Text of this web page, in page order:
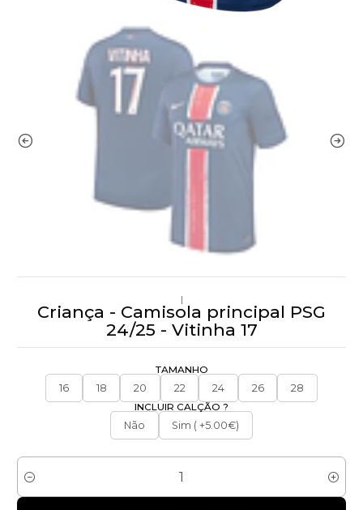
|
Criança - Camisola principal PSG
24/25 - Vitinha 17
TAMANHO
16
18 20 22 24 26
28
INCLUIR CALÇÃO ?
Não
Sim ( +5.00€)
Quantidade